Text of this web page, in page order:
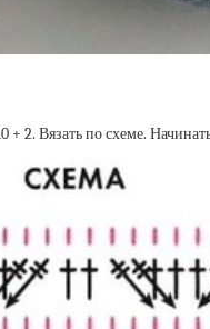
+ 2. Вязать по схеме.